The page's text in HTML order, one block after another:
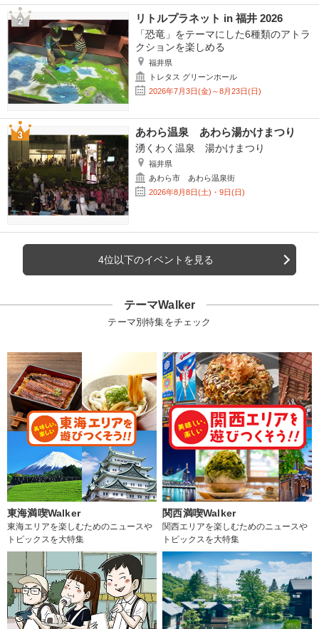
リトルプラネット in 福井 2026
「恐竜」をテーマにした6種類のアトラ
クションを楽しめる
福井県
トレタス グリーンホール
2026年7月3日(金)～8月23日(日)
あわら温泉 あわら湯かけまつり
湧くわく温泉 湯かけまつり
福井県
あわら市 あわら温泉街
2026年8月8日(土)・9日(日)
4位以下のイベントを見る
テーマWalker
テーマ別特集をチェック
東海満喫Walker
東海エリアを楽しむためのニュースや
トピックスを大特集
関西満喫Walker
関西エリアを楽しむためのニュースや
トピックスを大特集